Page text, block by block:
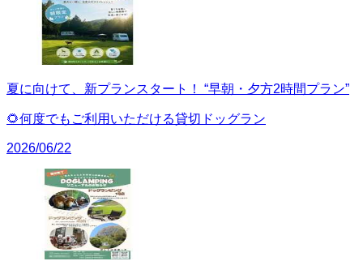
夏に向けて、新プランスタート！ “早朝・夕方2時間プラン”
🌻何度でもご利用いただける貸切ドッグラン
2026/06/22